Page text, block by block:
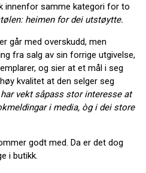
innenfor samme kategori for to
heimen for dei utstøytte.
går med overskudd, men
fra salg av sin forrige utgivelse,
og sier at et mål i seg
kvalitet at den selger seg
vekt såpass stor interesse at
i media, òg i dei store
godt med. Da er det dog
i butikk.